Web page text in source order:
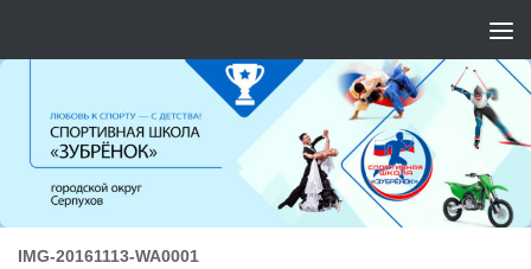
IMG-20161113-WA0001